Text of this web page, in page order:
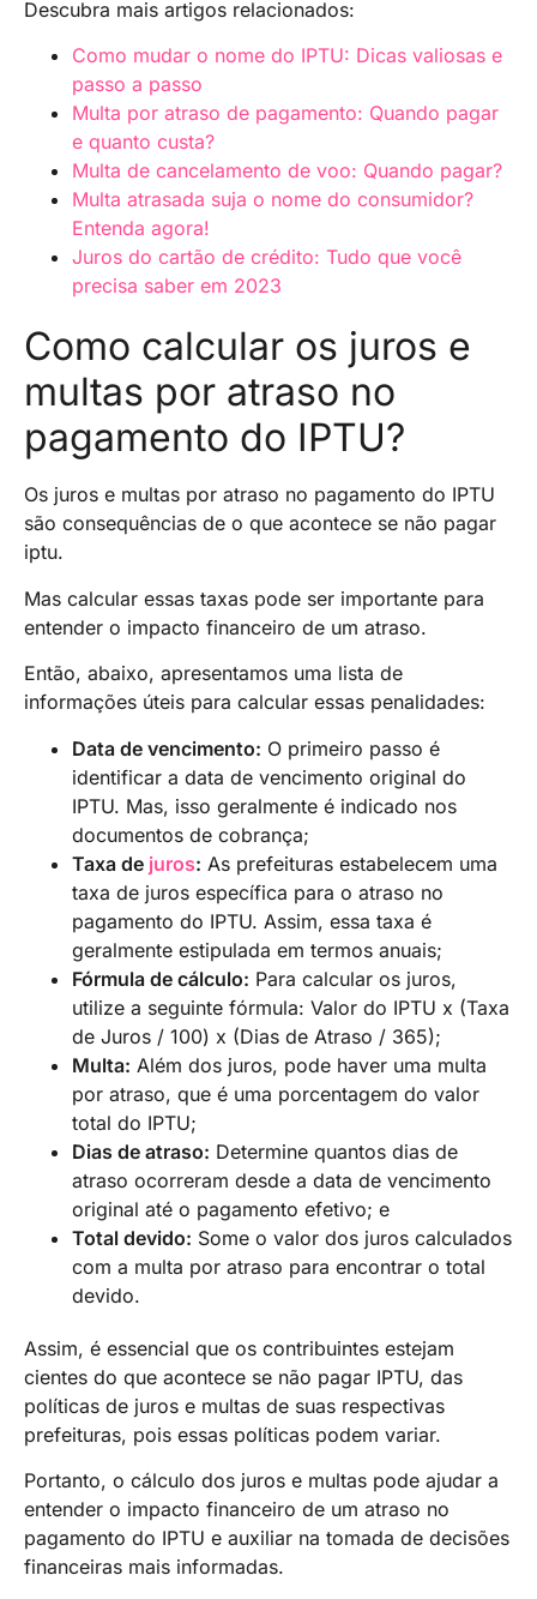
Descubra mais artigos relacionados:
Como mudar o nome do IPTU: Dicas valiosas e
passo a passo
Multa por atraso de pagamento: Quando pagar
e quanto custa?
Multa de cancelamento de voo: Quando pagar?
Multa atrasada suja o nome do consumidor?
Entenda agora!
Juros do cartão de crédito: Tudo que você
precisa saber em 2023
Como calcular os juros e
multas por atraso no
pagamento do IPTU?
Os juros e multas por atraso no pagamento do IPTU
são consequências de o que acontece se não pagar
iptu.
Mas calcular essas taxas pode ser importante para
entender o impacto financeiro de um atraso.
Então, abaixo, apresentamos uma lista de
informações úteis para calcular essas penalidades:
Data de vencimento: O primeiro passo é
identificar a data de vencimento original do
IPTU. Mas, isso geralmente é indicado nos
documentos de cobrança;
Taxa de juros: As prefeituras estabelecem uma
taxa de juros específica para o atraso no
pagamento do IPTU. Assim, essa taxa é
geralmente estipulada em termos anuais;
Fórmula de cálculo: Para calcular os juros,
utilize a seguinte fórmula: Valor do IPTU x (Taxa
de Juros / 100) x (Dias de Atraso / 365);
Multa: Além dos juros, pode haver uma multa
por atraso, que é uma porcentagem do valor
total do IPTU;
Dias de atraso: Determine quantos dias de
atraso ocorreram desde a data de vencimento
original até o pagamento efetivo; e
Total devido: Some o valor dos juros calculados
com a multa por atraso para encontrar o total
devido.
Assim, é essencial que os contribuintes estejam
cientes do que acontece se não pagar IPTU, das
políticas de juros e multas de suas respectivas
prefeituras, pois essas políticas podem variar.
Portanto, o cálculo dos juros e multas pode ajudar a
entender o impacto financeiro de um atraso no
pagamento do IPTU e auxiliar na tomada de decisões
financeiras mais informadas.